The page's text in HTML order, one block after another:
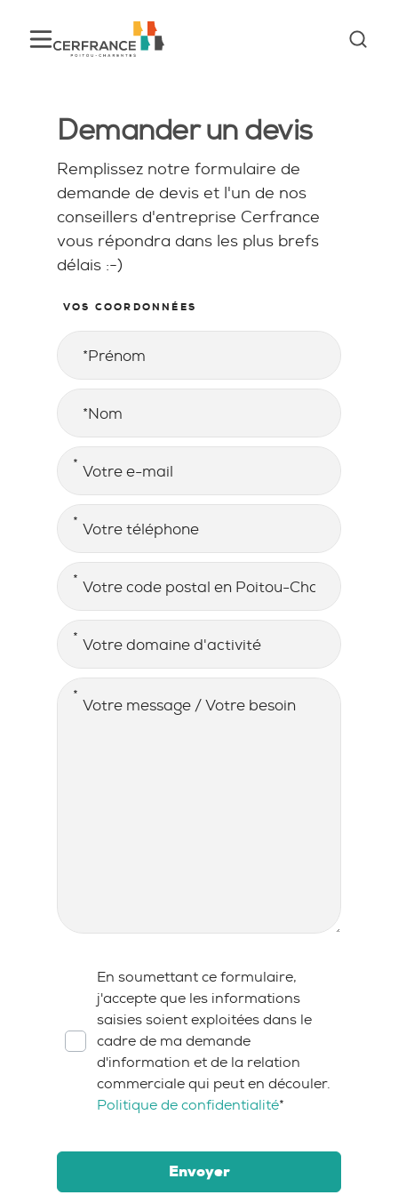
Demander un devis
Remplissez notre formulaire de
demande de devis et l'un de nos
conseillers d'entreprise Cerfrance
vous répondra dans les plus brefs
délais :-)
VOS COORDONNÉES
Prénom
Nom
E-MAIL
TÉLÉPHONE
ADRESSE
Code postal en Poitou-Charentes
DOMAINE D'ACTIVITÉ
MESSAGE / BESOIN
*En soumettant ce formulaire,
j'accepte que les informations
saisies soient exploitées dans le
cadre de ma demande
d'information et de la relation
commerciale qui peut en découler.
Politique de confidentialité*
Envoyer